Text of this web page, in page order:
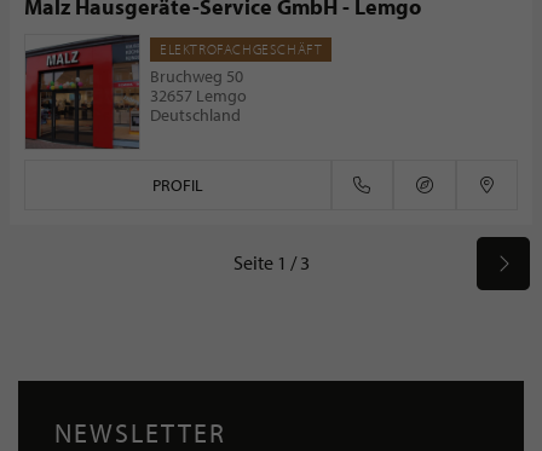
Malz Hausgeräte-Service GmbH - Lemgo
ELEKTROFACHGESCHÄFT
Bruchweg 50
32657 Lemgo
Deutschland
PROFIL
Seite 1 / 3
NEWSLETTER